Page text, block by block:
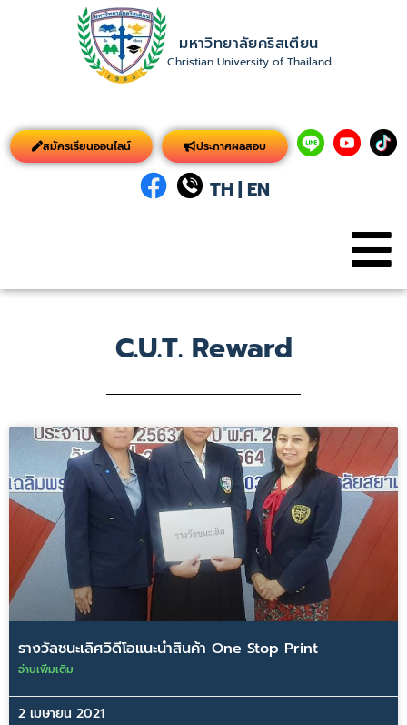
มหาวิทยาลัยคริสเตียน
Christian University of Thailand
สมัครเรียนออนไลน์ ประกาศผลสอบ
TH| EN
C.U.T. Reward
รางวัลชนะเลิศวิดีโอแนะนำสินค้า One Stop Print
อ่านเพิ่มเติม
2 เมษายน 2021